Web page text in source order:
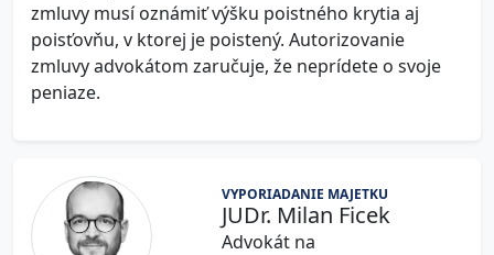
zmluvy musí oznámiť výšku poistného krytia aj
poisťovňu, v ktorej je poistený. Autorizovanie
zmluvy advokátom zaručuje, že neprídete o svoje
peniaze.
VYPORIADANIE MAJETKU
JUDr. Milan Ficek
Advokát na